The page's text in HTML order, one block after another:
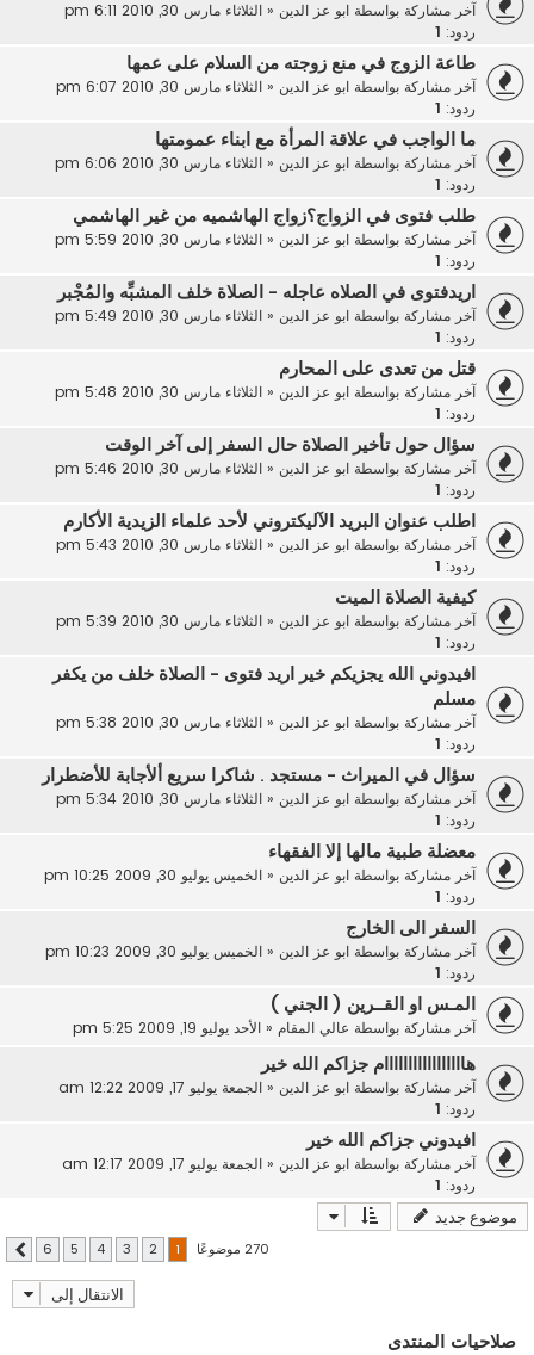
آخر مشاركة بواسطة ابو عز الدين« الثلاثاء مارس 30, 2010 6:11 pm
ردود:
طاعة الزوج في منع زوجته من السلام على عمها
آخر مشاركة بواسطة ابو عز الدين« الثلاثاء مارس 30, 2010 6:07 pm
ردود:
ما الواجب في علاقة المرأة مع ابناء عمومتها
آخر مشاركة بواسطة ابو عز الدين« الثلاثاء مارس 30, 2010 6:06 pm
ردود:
طلب فتوى في الزواج؟زواج الهاشميه من غير الهاشمي
آخر مشاركة بواسطة ابو عز الدين« الثلاثاء مارس 30, 2010 5:59 pm
ردود:
اريدفتوى في الصلاه عاجله - الصلاة خلف المشبِّه والمُجْبر
آخر مشاركة بواسطة ابو عز الدين« الثلاثاء مارس 30, 2010 5:49 pm
ردود:
قتل من تعدى على المحارم
آخر مشاركة بواسطة ابو عز الدين« الثلاثاء مارس 30, 2010 5:48 pm
ردود:
سؤال حول تأخير الصلاة حال السفر إلى آخر الوقت
آخر مشاركة بواسطة ابو عز الدين« الثلاثاء مارس 30, 2010 5:46 pm
ردود:
اطلب عنوان البريد الآليكتروني لأحد علماء الزيدية الأكارم
آخر مشاركة بواسطة ابو عز الدين« الثلاثاء مارس 30, 2010 5:43 pm
ردود:
كيفية الصلاة الميت
آخر مشاركة بواسطة ابو عز الدين« الثلاثاء مارس 30, 2010 5:39 pm
ردود:
افيدوني الله يجزيكم خير اريد فتوى - الصلاة خلف من يكفر
مسلم
آخر مشاركة بواسطة ابو عز الدين« الثلاثاء مارس 30, 2010 5:38 pm
ردود:
سؤال في الميراث - مستجد . شاكرا سريع ألأجابة للأضطرار
آخر مشاركة بواسطة ابو عز الدين« الثلاثاء مارس 30, 2010 5:34 pm
ردود:
معضلة طبية مالها إلا الفقهاء
آخر مشاركة بواسطة ابو عز الدين« الخميس يوليو 30, 2009 10:25 pm
ردود:
السفر الى الخارج
آخر مشاركة بواسطة ابو عز الدين« الخميس يوليو 30, 2009 10:23 pm
ردود:
المـس او القــرين ( الجني )
آخر مشاركة بواسطة عالي المقام« الأحد يوليو 19, 2009 5:25 pm
هااااااااااااااااام جزاكم الله خير
آخر مشاركة بواسطة ابو عز الدين« الجمعة يوليو 17, 2009 12:22 am
ردود:
افيدوني جزاكم الله خير
آخر مشاركة بواسطة ابو عز الدين« الجمعة يوليو 17, 2009 12:17 am
ردود:
موضوع جديد
270 موضوعًا 2
3
4
5
6 التالي
الانتقال إلى
صلاحيات المنتدى